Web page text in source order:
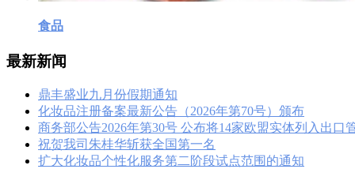
食品
最新新闻
鼎丰盛业九月份假期通知
化妆品注册备案最新公告（2026年第70号）颁布
商务部公告2026年第30号 公布将14家欧盟实体列入出口
祝贺我司朱桂华斩获全国第一名
扩大化妆品个性化服务第二阶段试点范围的通知